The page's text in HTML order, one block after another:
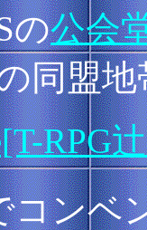
の公会
同盟
RPG
ンベ